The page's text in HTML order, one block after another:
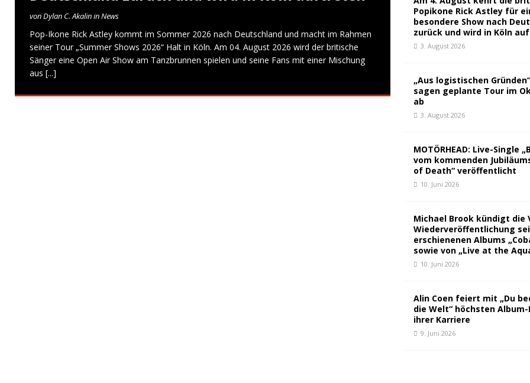
von Dylan C. Akalin in News
Pop-Ikone Rick Astley kommt im Sommer 2026 nach Deutschland und macht im Rahmen
seiner Tour „Summer Shows 2026“ Halt in Köln. Am 04. August 2026 wird der britische
Sänger eine Open Air Show am Tanzbrunnen spielen und seine Fans mit einer Mischung
aus [...]
Popikone Rick Astley für
besondere Show nach
zurück und wird in Köln
3. August 2026
„Aus logistischen
sagen geplante Tour im
ab
3. August 2026
MOTÖRHEAD: Live-Single
vom kommenden
of Death“ veröffentlicht
10. Juni 2026
Michael Brook kündigt die
Wiederveröffentlichung
erschienenen Albums
sowie von „Live at the
10. Juni 2026
Alin Coen feiert mit „Du
die Welt“ höchsten
ihrer Karriere
9. Juni 2026